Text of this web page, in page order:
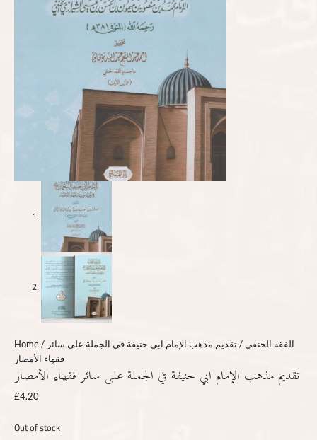
Home/ الفقه الحنفي / تقديم مذهب الإمام ابي حنيفة في الجملة على سائر
فقهاء الأمصار
تقديم مذهب الإمام ابي حنيفة في الجملة على سائر فقهاء الأمصار
£4.20
Out of stock